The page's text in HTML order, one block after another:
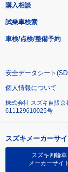
購入相談
試乗車検索
車検/点検/整備予約
安全データシート
個人情報について
株式会社 スズキ自販
611129610025号
スズキメーカーサイ
スズキ四輪車
メーカーサイト